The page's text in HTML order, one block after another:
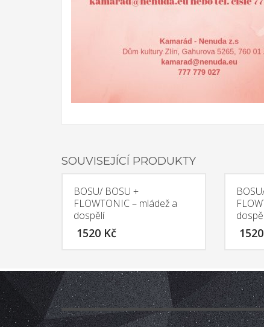
SOUVISEJÍCÍ PRODUKTY
BOSU/ BOSU +
FLOWTONIC – mládež a
dospělí
1520 Kč 1520